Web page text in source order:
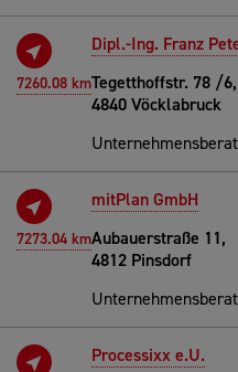
7260.08 km
Dipl.-Ing. Franz
Tegetthoffstr. 78 /6,
4840 Vöcklabruck
7273.04 km
mitPlan GmbH
Aubauerstraße 11,
4812 Pinsdorf
Processixx e.U.